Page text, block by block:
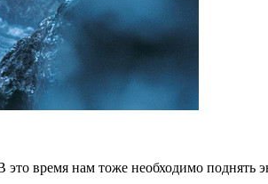
время нам тоже необходимо поднять